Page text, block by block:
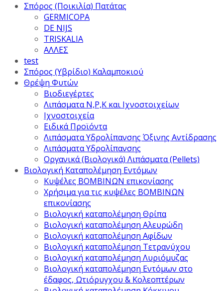
Σπόρος (Ποικιλία) Πατάτας
GERMICOPA
DE NIJS
TRISKALIA
ΑΛΛΕΣ
test
Σπόρος (Υβρίδιο) Καλαμποκιού
Θρέψη Φυτών
Βιοδιεγέρτες
Λιπάσματα Ν,Ρ,Κ και Ιχνοστοιχείων
Ιχνοστοιχεία
Ειδικά Προϊόντα
Λιπάσματα Υδρολίπανσης Όξινης Αντίδρασης
Λιπάσματα Υδρολίπανσης
Οργανικά (Βιολογικά) Λιπάσματα (Pellets)
Βιολογική Καταπολέμηση Εντόμων
Κυψέλες ΒΟΜΒΙΝΩΝ επικονίασης
Χρήσιμα για τις κυψέλες ΒΟΜΒΙΝΩΝ
επικονίασης
Βιολογική καταπολέμηση Θρίπα
Βιολογική καταπολέμηση Αλευρώδη
Βιολογική καταπολέμηση Αφίδων
Βιολογική καταπολέμηση Τετρανύχου
Βιολογική καταπολέμηση Λυριόμυζας
Βιολογική καταπολέμηση Εντόμων στο
έδαφος, Ωτιόρυγχου & Κολεοπτέρων